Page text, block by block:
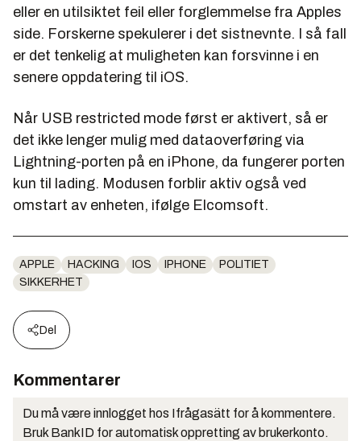
eller en utilsiktet feil eller forglemmelse fra Apples
side. Forskerne spekulerer i det sistnevnte. I så fall
er det tenkelig at muligheten kan forsvinne i en
senere oppdatering til iOS.
Når USB restricted mode først er aktivert, så er
det ikke lenger mulig med dataoverføring via
Lightning-porten på en iPhone, da fungerer porten
kun til lading. Modusen forblir aktiv også ved
omstart av enheten, ifølge Elcomsoft.
APPLE HACKING IOS IPHONE
POLITIET
SIKKERHET
Del
Kommentarer
Du må være innlogget hos Ifrågasätt for å kommentere.
Bruk BankID for automatisk oppretting av brukerkonto.